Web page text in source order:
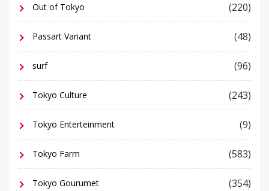
Out of Tokyo (220)
Passart Variant (48)
surf (96)
Tokyo Culture (243)
Tokyo Enterteinment (9)
Tokyo Farm (583)
Tokyo Gourumet (354)